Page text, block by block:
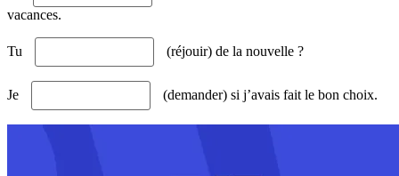
vacances.
Tu (réjouir) de la nouvelle ?
Je (demander) si j’avais fait le bon choix.